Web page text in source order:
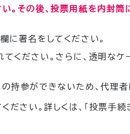
。その後、投票用紙を内封
に署名をしてください。
ださい。さらに、透明なケ
参ができないため、代理者
さい。詳しくは、「投票手続